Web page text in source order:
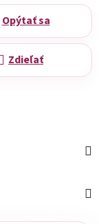
Opýtať sa
Zdieľať